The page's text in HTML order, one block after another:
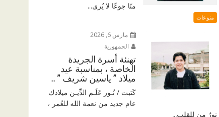
منّا جوعًا لا يُرى...
منوعات
مارس 6, 2026
الجمهورية
تهنئة أسرة الجريدة
الخاصة ، بمناسبة عيد
ميلاد ” ياسين شريف ” ..
كَتبت / نُـور عَلَـم الدِّيـن ميلادك
عام جديد من نعمة الله للعُمر ،
نورٌ من للقلب...